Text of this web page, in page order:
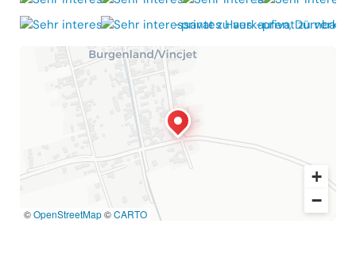
©OpenStreetMap©CARTO
+
−